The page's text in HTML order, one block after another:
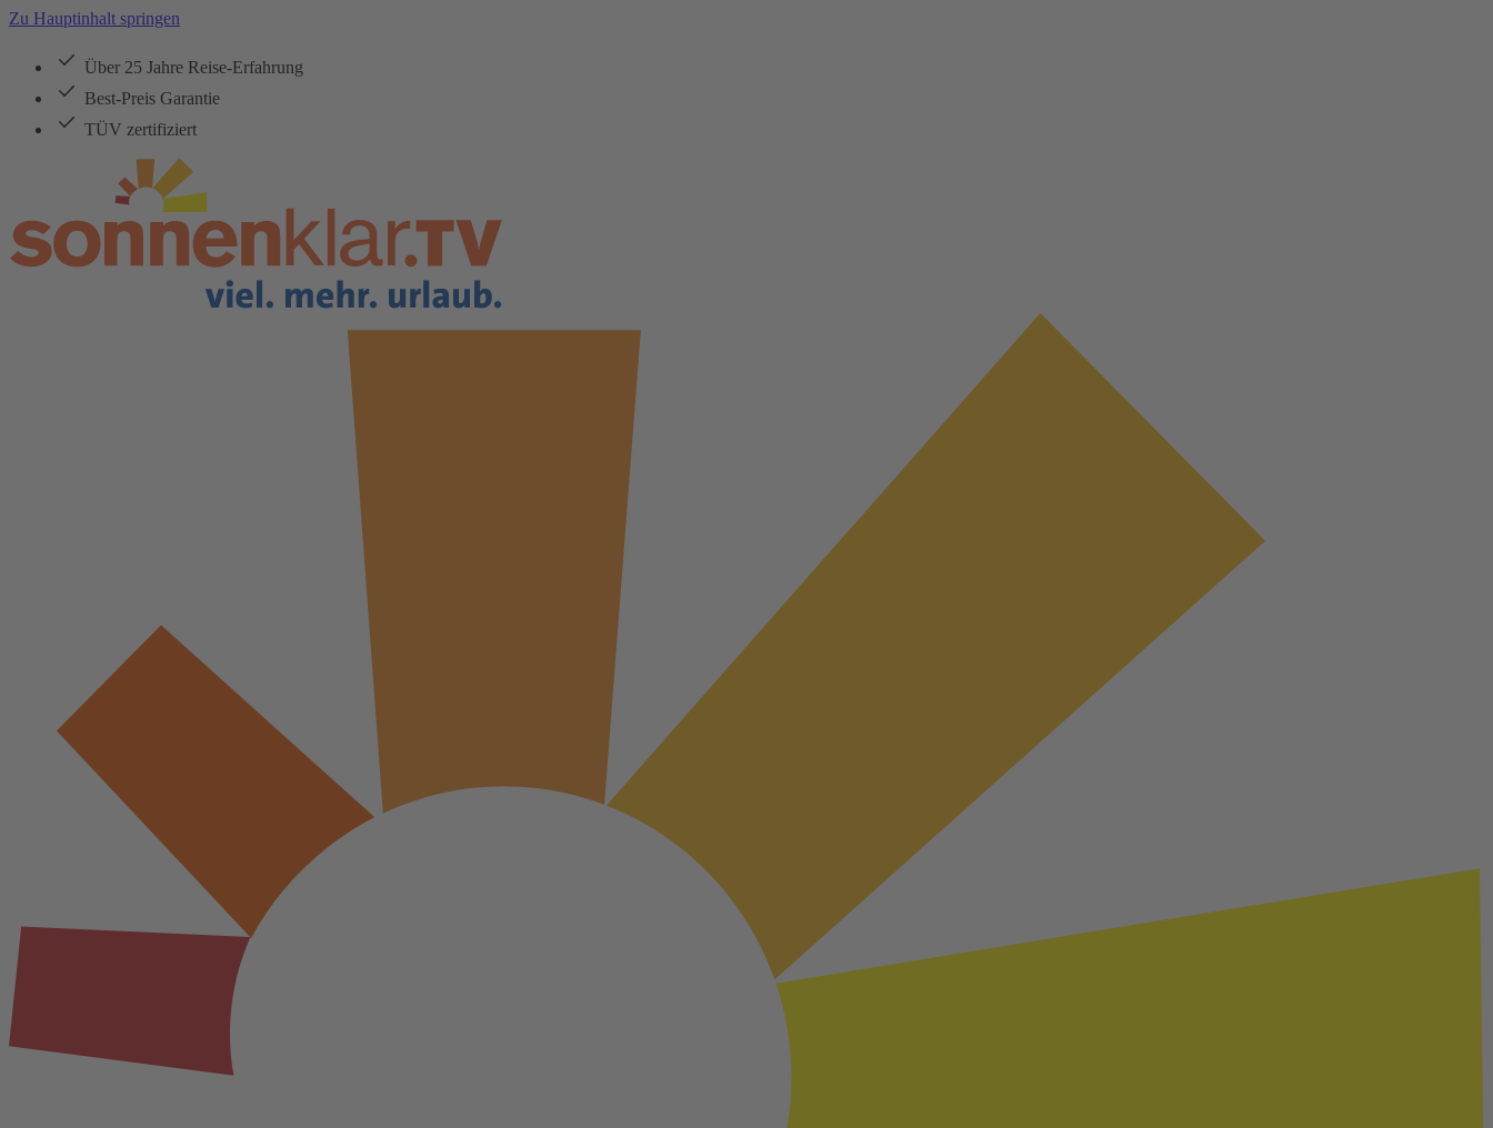
Zu Hauptinhalt springen
Über 25 Jahre Reise-Erfahrung
Best-Preis Garantie
TÜV zertifiziert